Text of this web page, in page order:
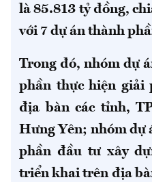
là 85.813 tỷ đồng,
với 7 dự án thành
Trong đó, nhóm dự
phần thực hiện giải
địa bàn các tỉnh,
Hưng Yên; nhóm dự
phần đầu tư xây
triển khai trên địa